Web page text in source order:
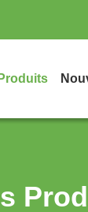
Produits